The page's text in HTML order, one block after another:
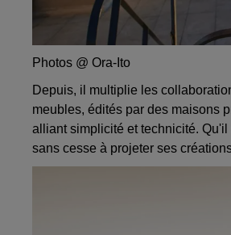
Photos @ Ora-Ito
Depuis, il multiplie les
meubles, édités par des maisons
alliant simplicité et technicité.
sans cesse à projeter ses